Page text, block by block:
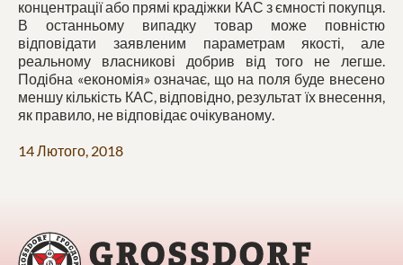
концентрації або прямі крадіжки КАС з ємності покупця.
В останньому випадку товар може повністю
відповідати заявленим параметрам якості, але
реальному власникові добрив від того не легше.
Подібна «економія» означає, що на поля буде внесено
меншу кількість КАС, відповідно, результат їх внесення,
як правило, не відповідає очікуваному.
14 Лютого, 2018